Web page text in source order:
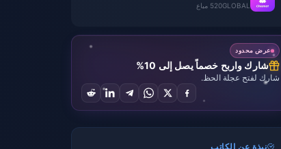
GLOBAL520 مباع
عرض محدود
شارك واربح خصماً يصل إلى 10%
شارك لفتح عجلة الحظ.
نبذة عن الكاتب